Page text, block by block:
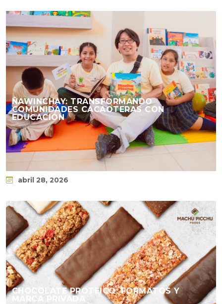
ÑAWINCHAY: TRANSFORMANDO
COMUNIDADES CACAOTERAS CON
EDUCACIÓN
abril 28, 2026
CHOCOLATE PROTEICO: FORMATOS Y
MARCA PRIVADA